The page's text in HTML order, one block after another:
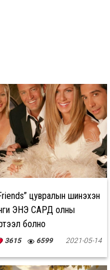
цувралын шинэхэн
ЭНЭ САРД олны
болно
3615 6599 2021-05-14